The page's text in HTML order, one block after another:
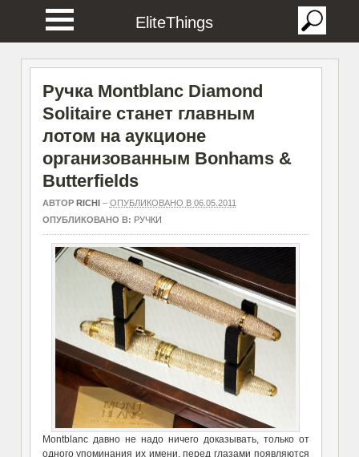
EliteThings
Ручка Montblanc Diamond
Solitaire станет главным
лотом на аукционе
организованным Bonhams &
Butterfields
АВТОР RICHI– ОПУБЛИКОВАНО В 06.05.2011
ОПУБЛИКОВАНО В: РУЧКИ
Montblanc давно не надо ничего доказывать, только от
одного упоминания их имени, перед глазами появляются